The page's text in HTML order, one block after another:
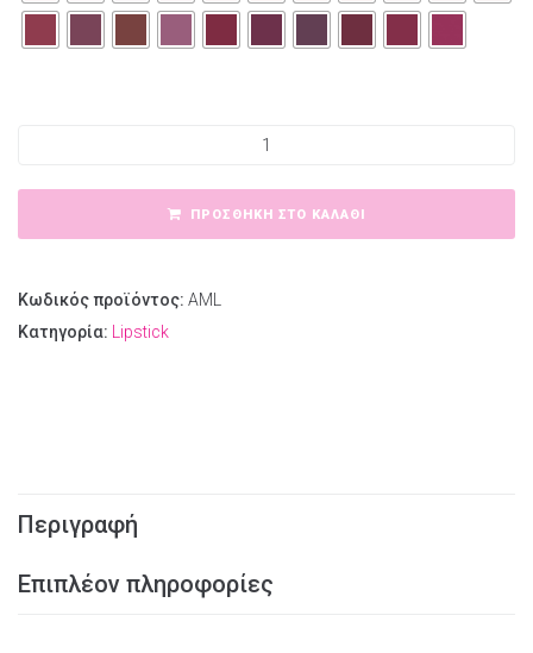
ΠΡΟΣΘΉΚΗ ΣΤΟ ΚΑΛΆΘΙ
Κωδικός προϊόντος: AML
Κατηγορία: Lipstick
Περιγραφή
Επιπλέον πληροφορίες